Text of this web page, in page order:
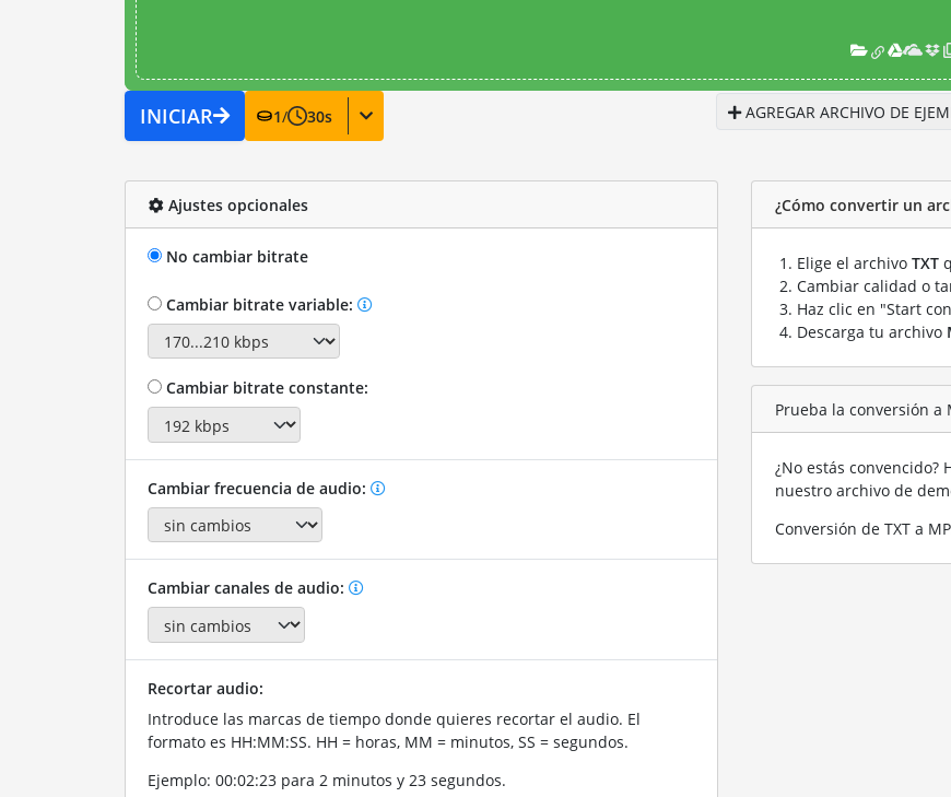
INICIAR 1/ 30s AGREGAR ARCHIVO DE
Ajustes opcionales
No cambiar bitrate
Cambiar bitrate variable:
Cambiar bitrate constante:
Cambiar frecuencia de audio:
Cambiar canales de audio:
Recortar audio:
Introduce las marcas de tiempo donde quieres recortar el audio. El
formato es HH:MM:SS. HH = horas, MM = minutos, SS = segundos.
Ejemplo: 00:02:23 para 2 minutos y 23 segundos.
¿Cómo convertir un
Elige el archivo TXT
Cambiar calidad o
Haz clic en "Start
Descarga tu archivo
Prueba la conversión a
¿No estás
nuestro archivo de
Conversión de TXT a